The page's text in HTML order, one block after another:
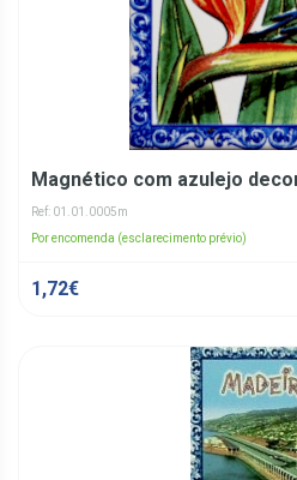
Magnético com azulejo
Ref: 01.01.0005m
Por encomenda (esclarecimento prévio)
1,72€